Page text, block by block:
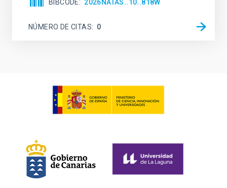
BIBCODE 2026NATAS..10..818W
NÚMERO DE CITAS 0